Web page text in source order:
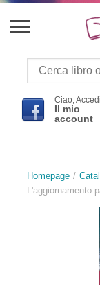
Ciao, Accedi
Il mio
account
Homepage
L'aggiornamento